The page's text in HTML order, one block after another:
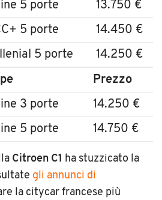
5 porte 13.750 €
5 porte 14.450 €
5 porte 14.250 €
Prezzo
3 porte 14.250 €
5 porte 14.750 €
Citroen C1 ha stuzzicato la
gli annunci di
la citycar francese più